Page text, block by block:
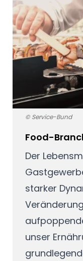
© Service-Bund
Food-
Der
starker
unser